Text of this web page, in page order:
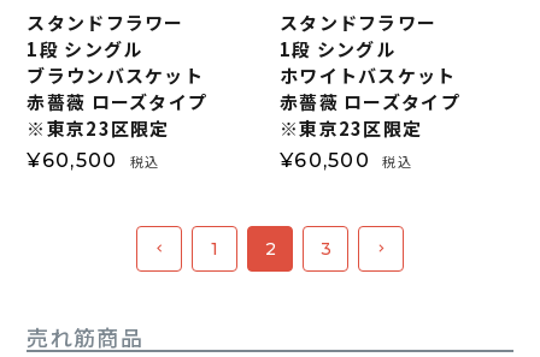
スタンドフラワー
1段 シングル
ブラウンバスケット
赤薔薇 ローズタイプ
※東京23区限定
¥60,500 税込
スタンドフラワー
1段 シングル
ホワイトバスケット
赤薔薇 ローズタイプ
※東京23区限定
¥60,500 税込
1 2 3
売れ筋商品